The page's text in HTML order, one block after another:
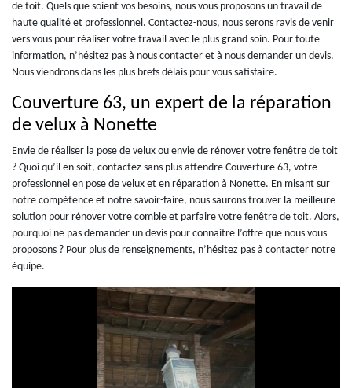
de toit. Quels que soient vos besoins, nous vous proposons un travail de
haute qualité et professionnel. Contactez-nous, nous serons ravis de venir
vers vous pour réaliser votre travail avec le plus grand soin. Pour toute
information, n’hésitez pas à nous contacter et à nous demander un devis.
Nous viendrons dans les plus brefs délais pour vous satisfaire.
Couverture 63, un expert de la réparation
de velux à Nonette
Envie de réaliser la pose de velux ou envie de rénover votre fenêtre de toit
? Quoi qu’il en soit, contactez sans plus attendre Couverture 63, votre
professionnel en pose de velux et en réparation à Nonette. En misant sur
notre compétence et notre savoir-faire, nous saurons trouver la meilleure
solution pour rénover votre comble et parfaire votre fenêtre de toit. Alors,
pourquoi ne pas demander un devis pour connaitre l’offre que nous vous
proposons ? Pour plus de renseignements, n’hésitez pas à contacter notre
équipe.